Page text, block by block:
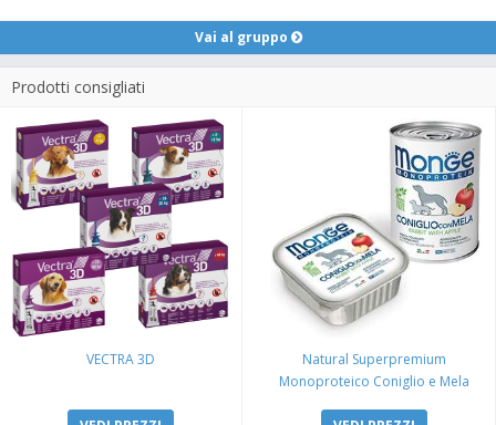
Vai al gruppo
Prodotti consigliati
VECTRA 3D
Natural Superpremium
Monoproteico Coniglio e Mela